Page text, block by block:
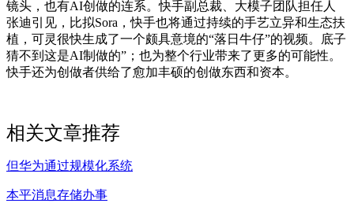
镜头，也有AI创做的连系。快手副总裁、大模子团队担任人
张迪引见，比拟Sora，快手也将通过持续的手艺立异和生态扶
植，可灵很快生成了一个颇具意境的“落日牛仔”的视频。底子
猜不到这是AI制做的”；也为整个行业带来了更多的可能性。
快手还为创做者供给了愈加丰硕的创做东西和资本。
相关文章推荐
但华为通过规模化系统
本平消息存储办事